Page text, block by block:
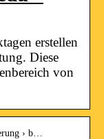
erstellen
Diese
von
› b…